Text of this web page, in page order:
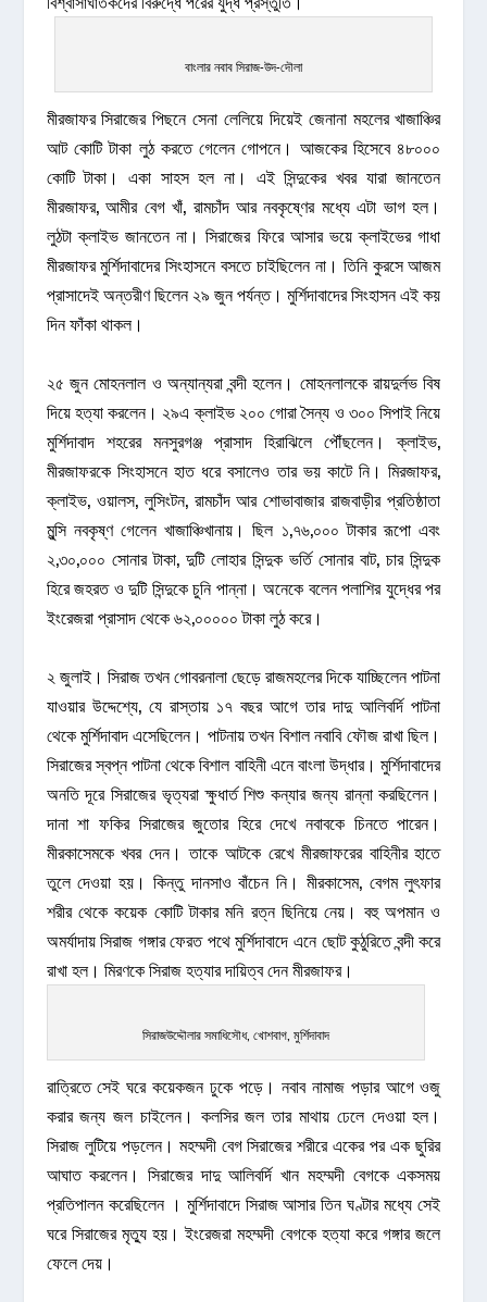
বাংলার নবাব সিরাজ-উদ-দৌলা
মীরজাফর সিরাজের পিছনে সেনা লেলিয়ে দিয়েই জেনানা মহলের খাজাঞ্চির
আট কোটি টাকা লুঠ করতে গেলেন গোপনে। আজকের হিসেবে ৪৮০০০
কোটি টাকা। একা সাহস হল না। এই সিন্দুকের খবর যারা জানতেন
মীরজাফর, আমীর বেগ খাঁ, রামচাঁদ আর নবকৃষ্ণের মধ্যে এটা ভাগ হল।
লুঠটা ক্লাইভ জানতেন না। সিরাজের ফিরে আসার ভয়ে ক্লাইভের গাধা
মীরজাফর মুর্শিদাবাদের সিংহাসনে বসতে চাইছিলেন না। তিনি কুরসে আজম
প্রাসাদেই অন্তরীণ ছিলেন ২৯ জুন পর্যন্ত। মুর্শিদাবাদের সিংহাসন এই কয়
দিন ফাঁকা থাকল।
২৫ জুন মোহনলাল ও অন্যান্যরা বন্দী হলেন। মোহনলালকে রায়দুর্লভ বিষ
দিয়ে হত্যা করলেন। ২৯এ ক্লাইভ ২০০ গোরা সৈন্য ও ৩০০ সিপাই নিয়ে
মুর্শিদাবাদ শহরের মনসুরগঞ্জ প্রাসাদ হিরাঝিলে পৌঁছলেন। ক্লাইভ,
মীরজাফরকে সিংহাসনে হাত ধরে বসালেও তার ভয় কাটে নি। মিরজাফর,
ক্লাইভ, ওয়ালস, লুসিংটন, রামচাঁদ আর শোভাবাজার রাজবাড়ীর প্রতিষ্ঠাতা
মুন্সি নবকৃষ্ণ গেলেন খাজাঞ্চিখানায়। ছিল ১,৭৬,০০০ টাকার রূপো এবং
২,৩০,০০০ সোনার টাকা, দুটি লোহার সিন্দুক ভর্তি সোনার বাট, চার সিন্দুক
হিরে জহরত ও দুটি সিন্দুকে চুনি পান্না। অনেকে বলেন পলাশির যুদ্ধের পর
ইংরেজরা প্রাসাদ থেকে ৬২,০০০০০ টাকা লুঠ করে।
২ জুলাই। সিরাজ তখন গোবরনালা ছেড়ে রাজমহলের দিকে যাচ্ছিলেন পাটনা
যাওয়ার উদ্দেশ্যে, যে রাস্তায় ১৭ বছর আগে তার দাদু আলিবর্দি পাটনা
থেকে মুর্শিদাবাদ এসেছিলেন। পাটনায় তখন বিশাল নবাবি ফৌজ রাখা ছিল।
সিরাজের স্বপ্ন পাটনা থেকে বিশাল বাহিনী এনে বাংলা উদ্ধার। মুর্শিদাবাদের
অনতি দূরে সিরাজের ভৃত্যরা ক্ষুধার্ত শিশু কন্যার জন্য রান্না করছিলেন।
দানা শা ফকির সিরাজের জুতোর হিরে দেখে নবাবকে চিনতে পারেন।
মীরকাসেমকে খবর দেন। তাকে আটকে রেখে মীরজাফরের বাহিনীর হাতে
তুলে দেওয়া হয়। কিন্তু দানসাও বাঁচেন নি। মীরকাসেম, বেগম লুৎফার
শরীর থেকে কয়েক কোটি টাকার মনি রত্ন ছিনিয়ে নেয়। বহু অপমান ও
অমর্যাদায় সিরাজ গঙ্গার ফেরত পথে মুর্শিদাবাদে এনে ছোট কুঠুরিতে বন্দী করে
রাখা হল। মিরণকে সিরাজ হত্যার দায়িত্ব দেন মীরজাফর।
সিরাজউদ্দৌলার সমাধিসৌধ, খোশবাগ, মুর্শিদাবাদ
রাত্রিতে সেই ঘরে কয়েকজন ঢুকে পড়ে। নবাব নামাজ পড়ার আগে ওজু
করার জন্য জল চাইলেন। কলসির জল তার মাথায় ঢেলে দেওয়া হল।
সিরাজ লুটিয়ে পড়লেন। মহম্মদী বেগ সিরাজের শরীরে একের পর এক ছুরির
আঘাত করলেন। সিরাজের দাদু আলিবর্দি খান মহম্মদী বেগকে একসময়
প্রতিপালন করেছিলেন । মুর্শিদাবাদে সিরাজ আসার তিন ঘণ্টার মধ্যে সেই
ঘরে সিরাজের মৃত্যু হয়। ইংরেজরা মহম্মদী বেগকে হত্যা করে গঙ্গার জলে
ফেলে দেয়।